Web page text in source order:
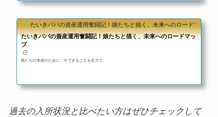
年齢別：空き状況まとめ（〇：空きあり｜△：空きわずか｜×：空きなし）年
以上複数園少数4歳15園以上複数園少数5歳20園以上複数園一部0〜2歳児クラス
は依然とし...
たいきパパの資産運用奮闘記！娘たちと描く、未来へのロードマップ
たいきパパの資産運用奮闘記！娘たちと描く、未来へのロードマッ
プ
🕒️
娘たちの未来のために、今できることを全力で。
過去の入所状況と比べたい方はぜひチェックして